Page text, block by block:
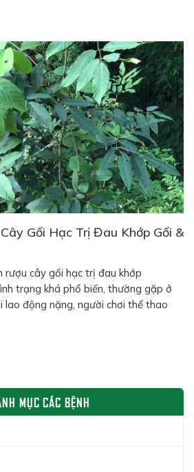
Gối Hạc Trị Đau Khớp Gối &
rượu cây gối hạc trị đau khớp
trạng khá phổ biến, thường gặp ở
lao động nặng, người chơi thể thao
người vẫn tin dùng […]
MỤC CÁC BỆNH